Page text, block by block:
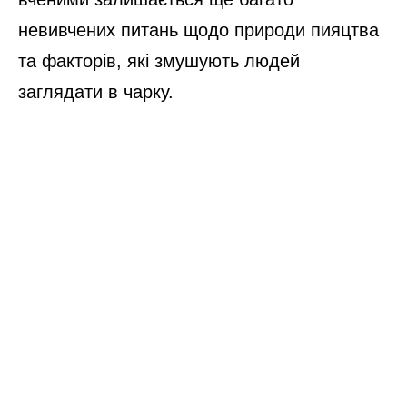
невивчених питань щодо природи пияцтва
та факторів, які змушують людей
заглядати в чарку.